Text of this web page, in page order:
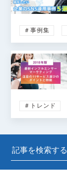
＃事例集
＃トレンド